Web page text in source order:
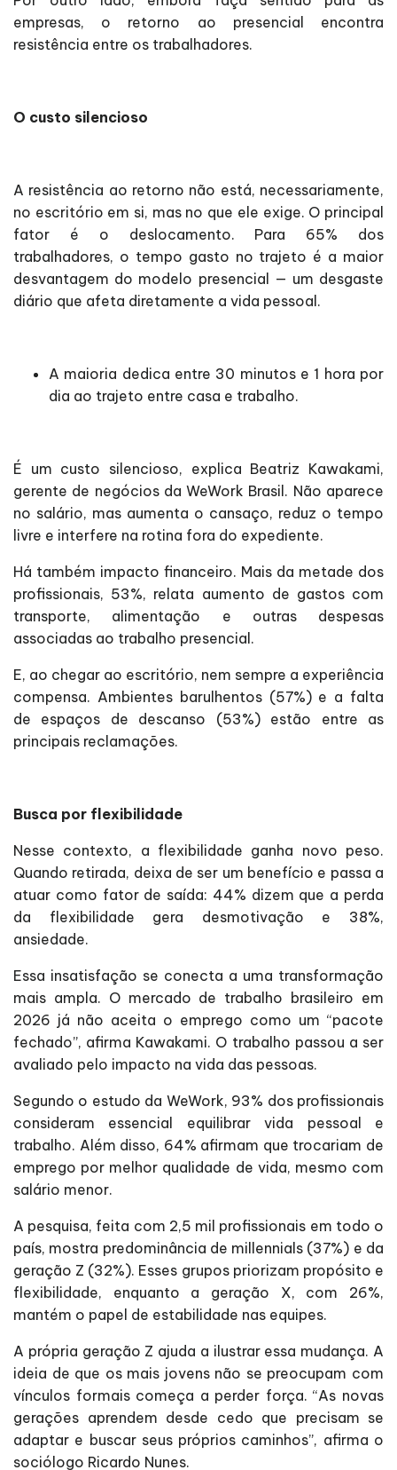
empresas, o retorno ao presencial encontra
resistência entre os trabalhadores.
O custo silencioso
A resistência ao retorno não está, necessariamente,
no escritório em si, mas no que ele exige. O principal
fator é o deslocamento. Para 65% dos
trabalhadores, o tempo gasto no trajeto é a maior
desvantagem do modelo presencial — um desgaste
diário que afeta diretamente a vida pessoal.
A maioria dedica entre 30 minutos e 1 hora por
dia ao trajeto entre casa e trabalho.
É um custo silencioso, explica Beatriz Kawakami,
gerente de negócios da WeWork Brasil. Não aparece
no salário, mas aumenta o cansaço, reduz o tempo
livre e interfere na rotina fora do expediente.
Há também impacto financeiro. Mais da metade dos
profissionais, 53%, relata aumento de gastos com
transporte, alimentação e outras despesas
associadas ao trabalho presencial.
E, ao chegar ao escritório, nem sempre a experiência
compensa. Ambientes barulhentos (57%) e a falta
de espaços de descanso (53%) estão entre as
principais reclamações.
Busca por flexibilidade
Nesse contexto, a flexibilidade ganha novo peso.
Quando retirada, deixa de ser um benefício e passa a
atuar como fator de saída: 44% dizem que a perda
da flexibilidade gera desmotivação e 38%,
ansiedade.
Essa insatisfação se conecta a uma transformação
mais ampla. O mercado de trabalho brasileiro em
2026 já não aceita o emprego como um “pacote
fechado”, afirma Kawakami. O trabalho passou a ser
avaliado pelo impacto na vida das pessoas.
Segundo o estudo da WeWork, 93% dos profissionais
consideram essencial equilibrar vida pessoal e
trabalho. Além disso, 64% afirmam que trocariam de
emprego por melhor qualidade de vida, mesmo com
salário menor.
A pesquisa, feita com 2,5 mil profissionais em todo o
país, mostra predominância de millennials (37%) e da
geração Z (32%). Esses grupos priorizam propósito e
flexibilidade, enquanto a geração X, com 26%,
mantém o papel de estabilidade nas equipes.
A própria geração Z ajuda a ilustrar essa mudança. A
ideia de que os mais jovens não se preocupam com
vínculos formais começa a perder força. “As novas
gerações aprendem desde cedo que precisam se
adaptar e buscar seus próprios caminhos”, afirma o
sociólogo Ricardo Nunes.